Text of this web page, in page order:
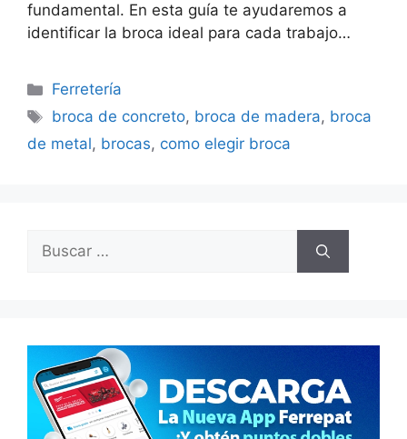
fundamental. En esta guía te ayudaremos a
identificar la broca ideal para cada trabajo…
Categorías
Ferretería
Etiquetas
broca de concreto, broca de madera, broca
de metal, brocas, como elegir broca
Buscar: